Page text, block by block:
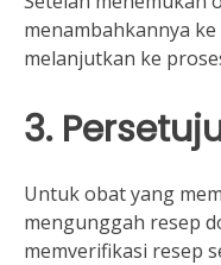
menambahkannya
melanjutkan ke
3.
Untuk obat yang
mengunggah resep
memverifikasi resep